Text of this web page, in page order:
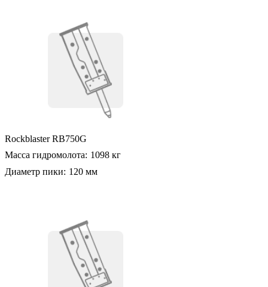
Rockblaster RB750G
Масса гидромолота: 1098 кг
Диаметр пики: 120 мм